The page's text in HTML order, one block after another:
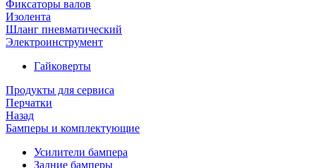
Фиксаторы валов
Изолента
Шланг пневматический
Электроинструмент
Гайковерты
Продукты для сервиса
Перчатки
Назад
Бамперы и комплектующие
Усилители бампера
Задние бамперы